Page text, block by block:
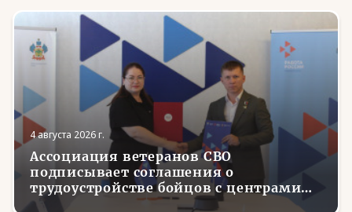
4 августа 2026 г.
Ассоциация ветеранов СВО
подписывает соглашения о
трудоустройстве бойцов с центрами
занятости в регионах России